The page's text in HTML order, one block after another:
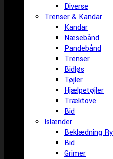
Diverse
Trenser & Kandar
Kandar
Næsebånd
Pandebånd
Trenser
Bidløs
Tøjler
Hjælpetøjler
Træktove
Bid
Islænder
Beklædning
Bid
Grimer